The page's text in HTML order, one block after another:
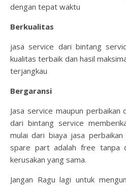
dengan tepat waktu
Berkualitas
jasa service dari bintang
kualitas terbaik dan hasil
terjangkau
Bergaransi
Jasa service maupun
dari bintang service
mulai dari biaya jasa
spare part adalah free tanpa
kerusakan yang sama.
Jangan Ragu lagi untuk